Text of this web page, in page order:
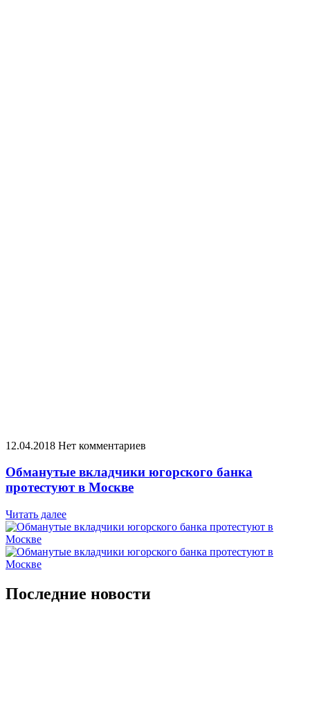
12.04.2018 Нет комментариев
Обманутые вкладчики югорского банка
протестуют в Москве
Читать далее
Последние новости